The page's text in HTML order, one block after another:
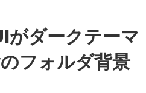
ダークテーマ
フォルダ背景